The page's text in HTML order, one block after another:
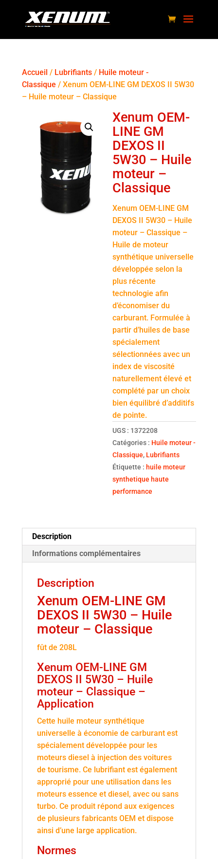
Accueil / Lubrifiants/ Huile moteur -
Classique / Xenum OEM-LINE GM DEXOS II 5W30
– Huile moteur – Classique
Xenum OEM-
LINE GM
DEXOS II
5W30 – Huile
moteur –
Classique
Xenum OEM-LINE GM
DEXOS II 5W30 – Huile
moteur – Classique –
Huile de moteur
synthétique universelle
développée selon la
plus récente
technologie afin
d’économiser du
carburant. Formulée à
partir d’huiles de base
spécialement
sélectionnées avec un
index de viscosité
naturellement élevé et
complété par un choix
bien équilibré d’additifs
de pointe.
UGS : 1372208
Catégories : Huile moteur -
Classique, Lubrifiants
Étiquette : huile moteur
synthetique haute
performance
Description
Informations complémentaires
Description
Xenum OEM-LINE GM
DEXOS II 5W30 – Huile
moteur – Classique
fût de 208L
Xenum OEM-LINE GM
DEXOS II 5W30 – Huile
moteur – Classique –
Application
Cette huile moteur synthétique
universelle à économie de carburant est
spécialement développée pour les
moteurs diesel à injection des voitures
de tourisme. Ce lubrifiant est également
approprié pour une utilisation dans les
moteurs essence et diesel, avec ou sans
turbo. Ce produit répond aux exigences
de plusieurs fabricants OEM et dispose
ainsi d’une large application.
Normes